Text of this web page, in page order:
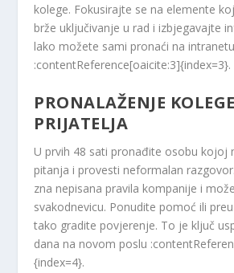
kolege. Fokusirajte se na elemente
brže uključivanje u rad i izbjegavajte
lako možete sami pronaći na
:contentReference[oaicite:3]{index=3}.
PRONALAŽENJE KOLEGE
PRIJATELJA
U prvih 48 sati pronađite osobu kojoj
pitanja i provesti neformalan
zna nepisana pravila kompanije i
svakodnevicu. Ponudite pomoć ili
tako gradite povjerenje. To je ključ
dana na novom poslu
{index=4}.